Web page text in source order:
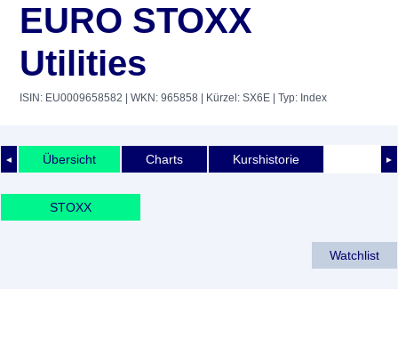
EURO STOXX
Utilities
ISIN: EU0009658582 | WKN: 965858 | Kürzel: SX6E | Typ: Index
◄ ►
Übersicht Charts Kurshistorie
STOXX
Watchlist